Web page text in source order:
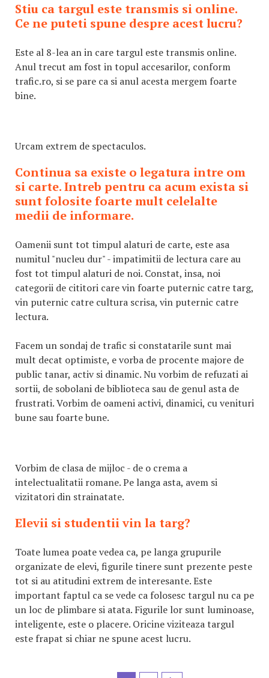
Stiu ca targul este transmis si online.
Ce ne puteti spune despre acest lucru?
Este al 8-lea an in care targul este transmis online.
Anul trecut am fost in topul accesarilor, conform
trafic.ro, si se pare ca si anul acesta mergem foarte
bine.
Urcam extrem de spectaculos.
Continua sa existe o legatura intre om
si carte. Intreb pentru ca acum exista si
sunt folosite foarte mult celelalte
medii de informare.
Oamenii sunt tot timpul alaturi de carte, este asa
numitul "nucleu dur" - impatimitii de lectura care au
fost tot timpul alaturi de noi. Constat, insa, noi
categorii de cititori care vin foarte puternic catre targ,
vin puternic catre cultura scrisa, vin puternic catre
lectura.
Facem un sondaj de trafic si constatarile sunt mai
mult decat optimiste, e vorba de procente majore de
public tanar, activ si dinamic. Nu vorbim de refuzati ai
sortii, de sobolani de biblioteca sau de genul asta de
frustrati. Vorbim de oameni activi, dinamici, cu venituri
bune sau foarte bune.
Vorbim de clasa de mijloc - de o crema a
intelectualitatii romane. Pe langa asta, avem si
vizitatori din strainatate.
Elevii si studentii vin la targ?
Toate lumea poate vedea ca, pe langa grupurile
organizate de elevi, figurile tinere sunt prezente peste
tot si au atitudini extrem de interesante. Este
important faptul ca se vede ca folosesc targul nu ca pe
un loc de plimbare si atata. Figurile lor sunt luminoase,
inteligente, este o placere. Oricine viziteaza targul
este frapat si chiar ne spune acest lucru.